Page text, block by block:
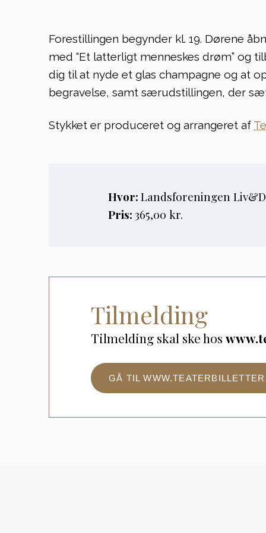
Forestillingen begynder kl. 19. Dørene
med “Et latterligt menneskes drøm” og
dig til at nyde et glas champagne og at
begravelse, samt særudstillingen, der
Stykket er produceret og arrangeret af
Hvor:Landsforeningen
Pris:365,00 kr.
Tilmelding
Tilmelding skal ske hos
GÅ TIL